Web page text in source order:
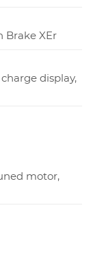
Brake XEr
display,
motor,